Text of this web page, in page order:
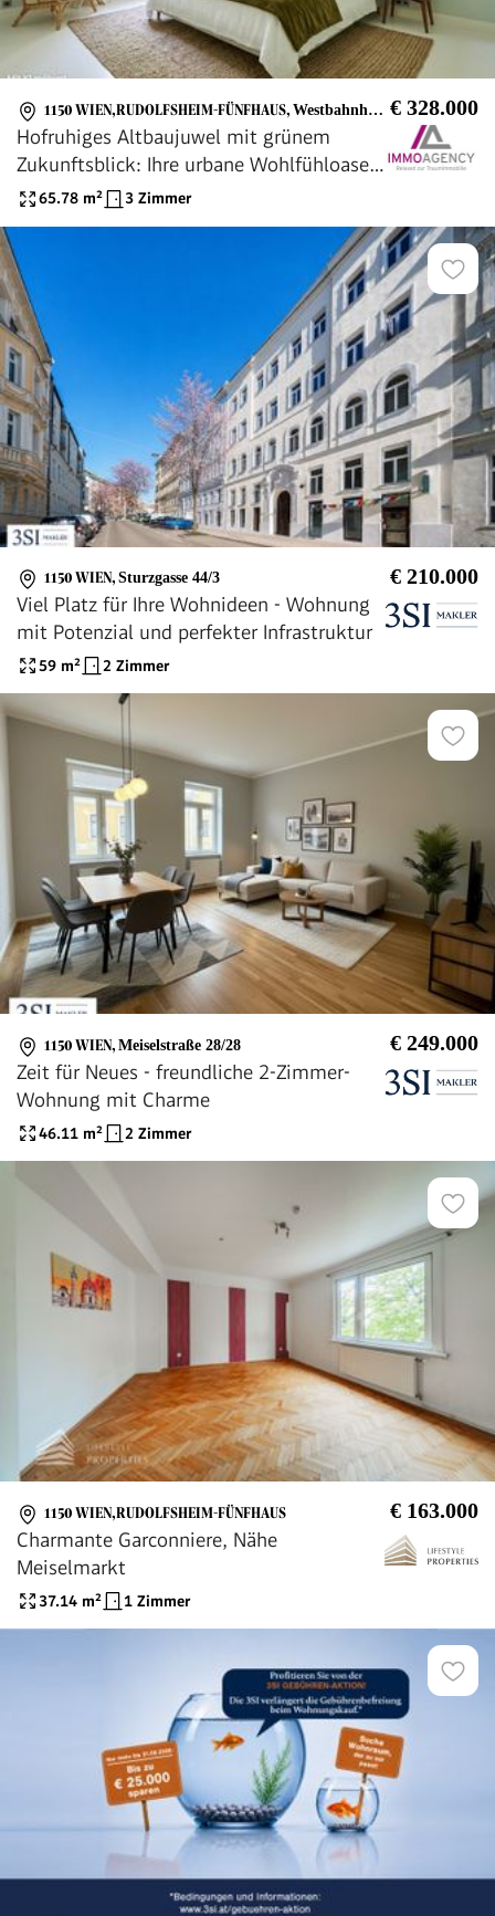
1150 WIEN,RUDOLFSHEIM-FÜNFHAUS, Westbahnhof, Auer-Welsbach-Park, Techn. Museum, Wieningerplatz € 328.000
Hofruhiges Altbaujuwel mit grünem
Zukunftsblick: Ihre urbane Wohlfühloase
nahe Westbahnhof
65.78 m² 3 Zimmer
1150 WIEN, Sturzgasse 44/3 € 210.000
Viel Platz für Ihre Wohnideen - Wohnung
mit Potenzial und perfekter Infrastruktur
59 m² 2 Zimmer
1150 WIEN, Meiselstraße 28/28 € 249.000
Zeit für Neues - freundliche 2-Zimmer-
Wohnung mit Charme
46.11 m² 2 Zimmer
1150 WIEN,RUDOLFSHEIM-FÜNFHAUS € 163.000
Charmante Garconniere, Nähe
Meiselmarkt
37.14 m² 1 Zimmer